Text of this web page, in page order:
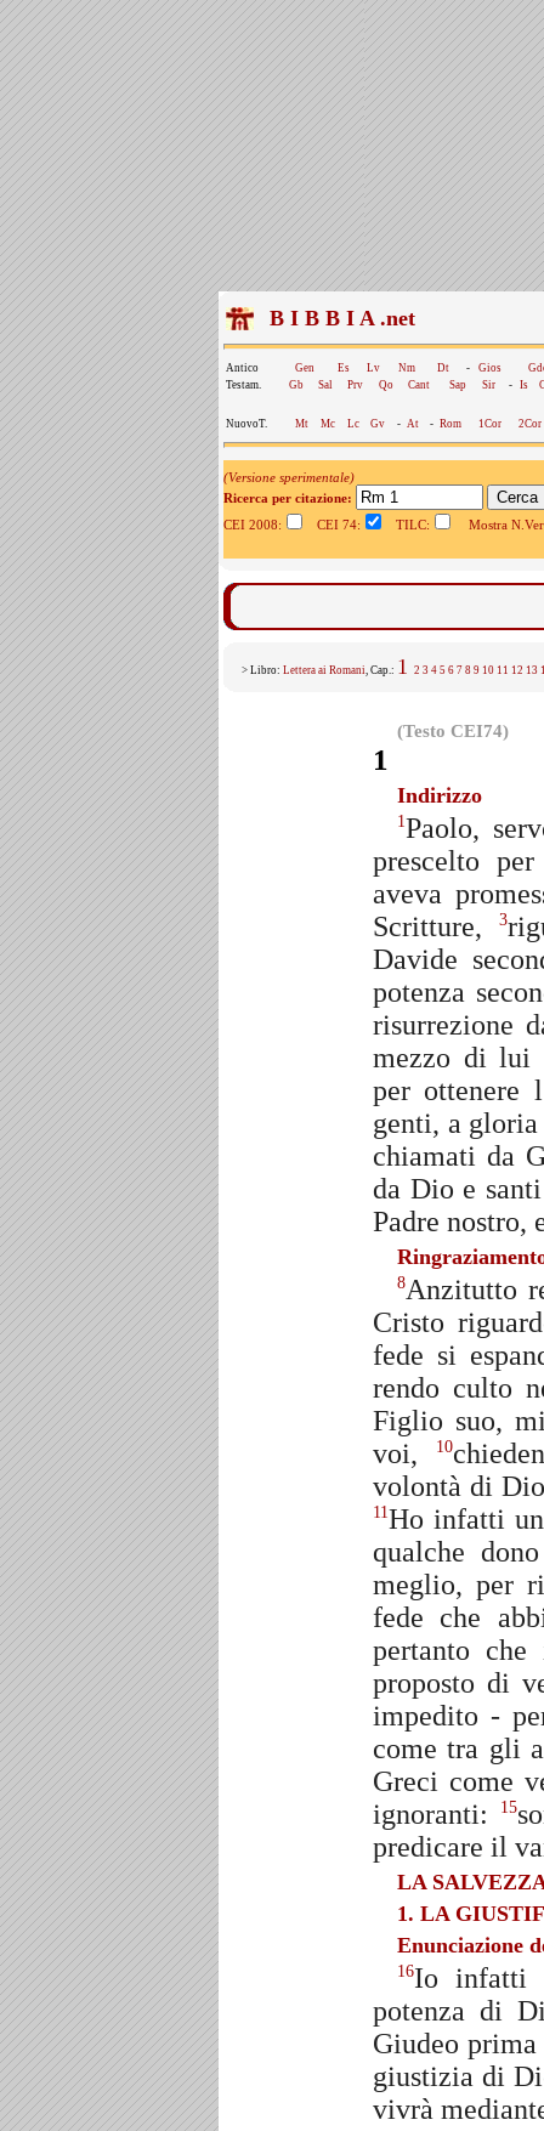
B I B B I A .net
Antico Gen Es Lv Nm Dt - Gios
Testam.
Gb Sal Prv Qo Cant Sap Sir - Is
NuovoT. Mt Mc Lc Gv - At - Rom 1Cor 2Cor
(Versione sperimentale)
Ricerca per citazione:
CEI 2008:
CEI 74: TILC: Mostra
> Libro: Lettera ai Romani, Cap.: 1 2 3 4 5 6 7 8 9 10 11 12 13
(Testo CEI74)
1
Indirizzo
1Paolo,
prescelto
aveva
Scritture,
3
Davide
potenza
risurrezione
mezzo di lui
per ottenere
genti, a
chiamati da
da Dio e
Padre nostro,
8Anzitutto
Cristo
fede si
rendo culto
Figlio suo,
voi,
10
volontà di
11Ho infatti
qualche
meglio, per
fede che
pertanto
proposto di
impedito -
come tra gli
Greci come
ignoranti:
15
predicare il
LA
1. LA
Enunciazione
16Io infatti
potenza di
Giudeo
giustizia di
vivrà